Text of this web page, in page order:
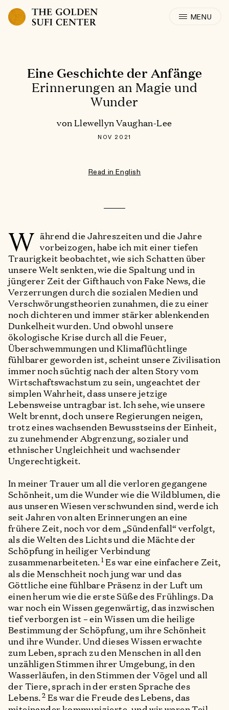
Eine Geschichte der Anfänge
Erinnerungen an Magie und
Wunder
vonLlewellyn Vaughan-Lee
NOV 2021
Read in English
W ährend die Jahreszeiten und die Jahre
vorbeizogen, habe ich mit einer tiefen
Traurigkeit beobachtet, wie sich Schatten über
unsere Welt senkten, wie die Spaltung und in
jüngerer Zeit der Gifthauch von Fake News, die
Verzerrungen durch die sozialen Medien und
Verschwörungstheorien zunahmen, die zu einer
noch dichteren und immer stärker ablenkenden
Dunkelheit wurden. Und obwohl unsere
ökologische Krise durch all die Feuer,
Überschwemmungen und Klimaflüchtlinge
fühlbarer geworden ist, scheint unsere Zivilisation
immer noch süchtig nach der alten Story vom
Wirtschaftswachstum zu sein, ungeachtet der
simplen Wahrheit, dass unsere jetzige
Lebensweise untragbar ist. Ich sehe, wie unsere
Welt brennt, doch unsere Regierungen neigen,
trotz eines wachsenden Bewusstseins der Einheit,
zu zunehmender Abgrenzung, sozialer und
ethnischer Ungleichheit und wachsender
Ungerechtigkeit.
In meiner Trauer um all die verloren gegangene
Schönheit, um die Wunder wie die Wildblumen, die
aus unseren Wiesen verschwunden sind, werde ich
seit Jahren von alten Erinnerungen an eine
frühere Zeit, noch vor dem „Sündenfall“ verfolgt,
als die Welten des Lichts und die Mächte der
Schöpfung in heiliger Verbindung
zusammenarbeiteten.1Es war eine einfachere Zeit,
als die Menschheit noch jung war und das
Göttliche eine fühlbare Präsenz in der Luft um
einen herum wie die erste Süße des Frühlings. Da
war noch ein Wissen gegenwärtig, das inzwischen
tief verborgen ist – ein Wissen um die heilige
Bestimmung der Schöpfung, um ihre Schönheit
und ihre Wunder. Und dieses Wissen erwachte
zum Leben, sprach zu den Menschen in all den
unzähligen Stimmen ihrer Umgebung, in den
Wasserläufen, in den Stimmen der Vögel und all
der Tiere, sprach in der ersten Sprache des
Lebens.2 Es war die Freude des Lebens, das